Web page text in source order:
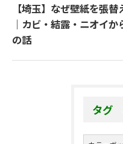
【埼玉】なぜ壁紙を張
｜カビ・結露・ニオイ
の話
タグ